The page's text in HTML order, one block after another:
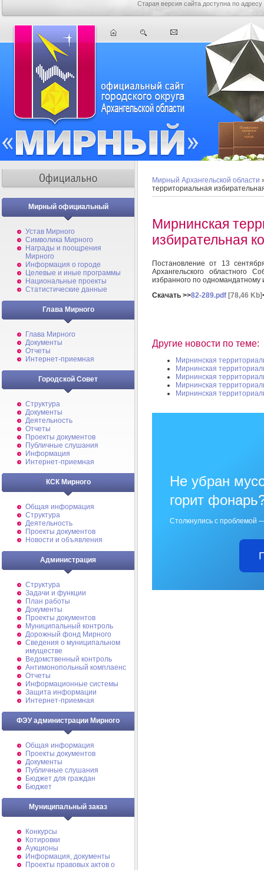
Старая версия сайта доступна по адресу
Мирный официальный
Устав Мирного
Символика Мирного
Награды и поощрения
Мирного
Информация о городе
Целевые и иные программы
Национальные проекты
Статистические данные
Глава Мирного
Глава Мирного
Документы
Отчеты
Интернет-приемная
Городской Совет
Структура
Документы
Деятельность
Отчеты
Проекты документов
Публичные слушания
Информация
Интернет-приемная
КСК Мирного
Общая информация
Структура
Деятельность
Проекты документов
Новости и объявления
Администрация
Структура
Задачи и функции
План работы
Документы
Проекты документов
Муниципальный контроль
Дорожный фонд Мирного
Cведения о муниципальном
имуществе
Ведомственный контроль
Антимонопольный комплаенс
Отчеты
Информационные системы
Защита информации
Интернет-приемная
ФЭУ администрации Мирного
Общая информация
Проекты документов
Документы
Публичные слушания
Бюджет для граждан
Бюджет
Муниципальный заказ
Конкурсы
Котировки
Аукционы
Информация, документы
Проекты правовых актов о
Мирный Архангельской области
территориальная
Мирнинская
избирательная
Постановление от 13
Архангельского областного
избранного по одномандатному
Скачать >>82-289.pdf [78,46 Kb]
Другие новости по теме:
Мирнинская
Мирнинская
Мирнинская
Мирнинская
Мирнинская
Не убран
горит
Столкнулись с проблемой